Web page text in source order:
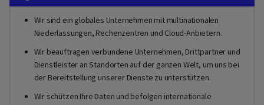
Wir sind ein globales Unternehmen mit multinationalen
Niederlassungen, Rechenzentren und Cloud-Anbietern.
Wir beauftragen verbundene Unternehmen, Drittpartner und
Dienstleister an Standorten auf der ganzen Welt, um uns bei
der Bereitstellung unserer Dienste zu unterstützen.
Wir schützen Ihre Daten und befolgen internationale